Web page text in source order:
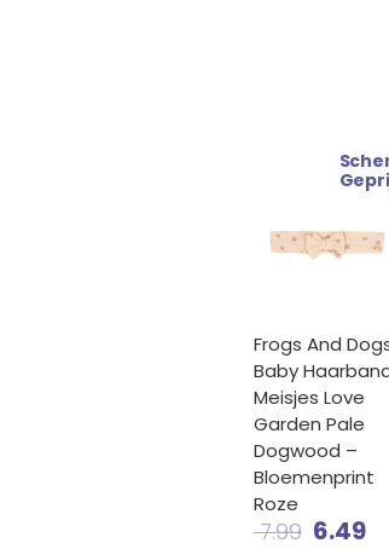
Frogs And
Baby
Meisjes Love
Garden Pale
Dogwood –
Bloemenprint
Roze
7.99
was:
€ 7.99.
6.49
is:
€